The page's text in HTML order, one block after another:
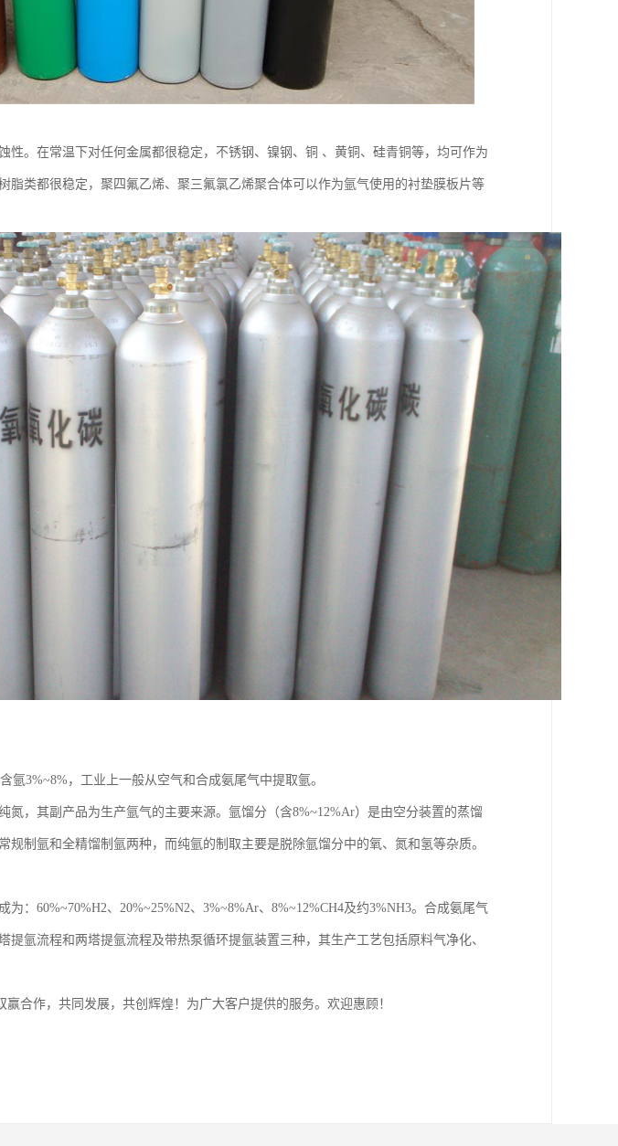
性。在常温下对任何金属都很稳定，不锈钢、镍钢、铜 、黄铜、硅青铜等，均可作为
脂类都很稳定，聚四氟乙烯、聚三氟氯乙烯聚合体可以作为氩气使用的衬垫膜板片等
氩3%~8%，工业上一般从空气和合成氨尾气中提取氩。
氮，其副产品为生产氩气的主要来源。氩馏分（含8%~12%Ar）是由空分装置的蒸馏
制氩和全精馏制氩两种，而纯氩的制取主要是脱除氩馏分中的氧、氮和氢等杂质。
：60%~70%H2、20%~25%N2、3%~8%Ar、8%~12%CH4及约3%NH3。合成氨尾气
氩流程和两塔提氩流程及带热泵循环提氩装置三种，其生产工艺包括原料气净化、
合作，共同发展，共创辉煌！为广大客户提供的服务。欢迎惠顾！